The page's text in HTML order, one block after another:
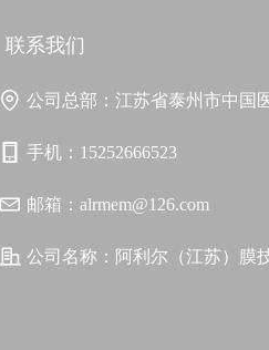
联系我们
公司总部： 江苏省泰州市中国
手机： 15252666523
邮箱： alrmem@126.com
公司名称： 阿利尔（江苏）膜